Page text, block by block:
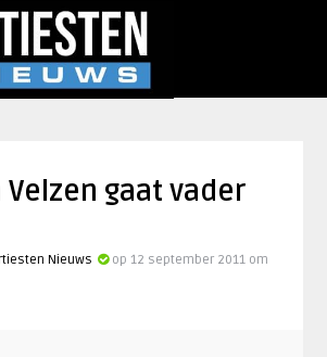
Velzen gaat vader
Nieuws
op 12 september 2011 om